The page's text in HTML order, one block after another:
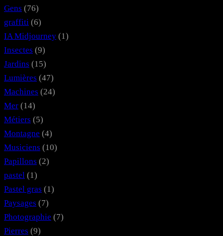
Gens (76)
graffiti (6)
IA Midjourney (1)
Insectes (9)
Jardins (15)
Lumières (47)
Machines (24)
Mer (14)
Métiers (5)
Montagne (4)
Musiciens (10)
Papillons (2)
pastel (1)
Pastel gras (1)
Paysages (7)
Photographie (7)
Pierres (9)